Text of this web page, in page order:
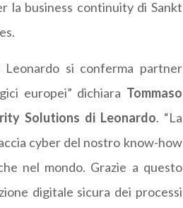
la business continuity di Sankt
Leonardo si conferma partner
europei” dichiara Tommaso
Solutions di Leonardo. “La
cyber del nostro know-how
nel mondo. Grazie a questo
digitale sicura dei processi